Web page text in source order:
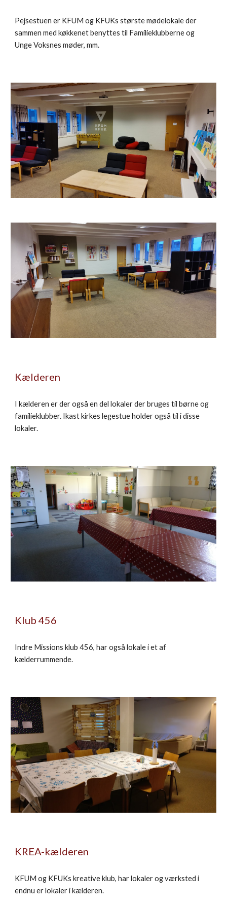
Pejsestuen er KFUM og KFUKs største mødelokale der
sammen med køkkenet benyttes til Familieklubberne og
Unge Voksnes møder, mm.
Kælderen
I kælderen er der også en del lokaler der bruges til børne og
familieklubber. Ikast kirkes legestue holder også til i disse
lokaler.
Klub 456
Indre Missions klub 456, har også lokale i et af
kælderrummende.
KREA-kælderen
KFUM og KFUKs kreative klub, har lokaler og værksted i
endnu er lokaler i kælderen.